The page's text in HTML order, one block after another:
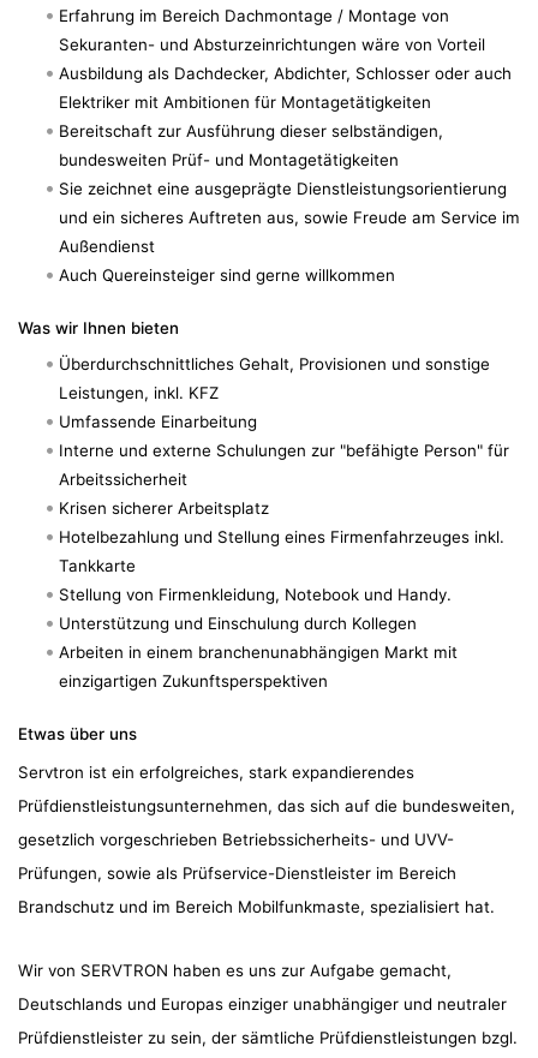
Erfahrung im Bereich Dachmontage / Montage von
Sekuranten- und Absturzeinrichtungen wäre von Vorteil
Ausbildung als Dachdecker, Abdichter, Schlosser oder auch
Elektriker mit Ambitionen für Montagetätigkeiten
Bereitschaft zur Ausführung dieser selbständigen,
bundesweiten Prüf- und Montagetätigkeiten
Sie zeichnet eine ausgeprägte Dienstleistungsorientierung
und ein sicheres Auftreten aus, sowie Freude am Service im
Außendienst
Auch Quereinsteiger sind gerne willkommen
Was wir Ihnen bieten
Überdurchschnittliches Gehalt, Provisionen und sonstige
Leistungen, inkl. KFZ
Umfassende Einarbeitung
Interne und externe Schulungen zur "befähigte Person" für
Arbeitssicherheit
Krisen sicherer Arbeitsplatz
Hotelbezahlung und Stellung eines Firmenfahrzeuges inkl.
Tankkarte
Stellung von Firmenkleidung, Notebook und Handy.
Unterstützung und Einschulung durch Kollegen
Arbeiten in einem branchenunabhängigen Markt mit
einzigartigen Zukunftsperspektiven
Etwas über uns
Servtron ist ein erfolgreiches, stark expandierendes
Prüfdienstleistungsunternehmen, das sich auf die bundesweiten,
gesetzlich vorgeschrieben Betriebssicherheits- und UVV-
Prüfungen, sowie als Prüfservice-Dienstleister im Bereich
Brandschutz und im Bereich Mobilfunkmaste, spezialisiert hat.
Wir von SERVTRON haben es uns zur Aufgabe gemacht,
Deutschlands und Europas einziger unabhängiger und neutraler
Prüfdienstleister zu sein, der sämtliche Prüfdienstleistungen bzgl.